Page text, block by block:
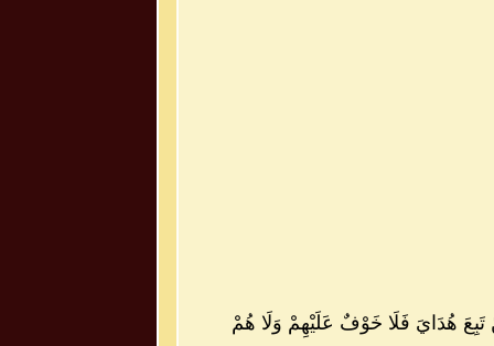
تَبِعَ هُدَايَ فَلَا خَوْفٌ عَلَيْهِمْ وَلَا هُمْ